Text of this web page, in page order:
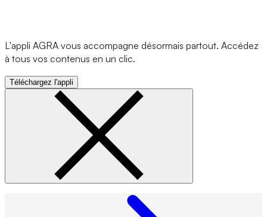
L'appli AGRA vous accompagne désormais partout. Accédez
à tous vos contenus en un clic.
Téléchargez l'appli